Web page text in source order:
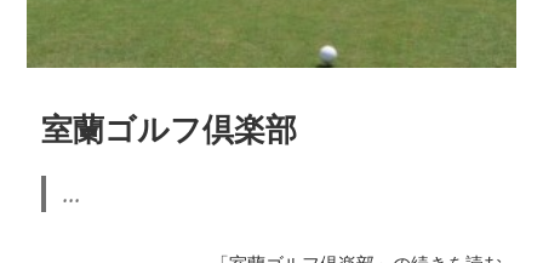
室蘭ゴルフ倶楽部
...